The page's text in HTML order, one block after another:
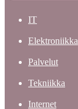
IT
Elektroniikka
Palvelut
Tekniikka
Internet